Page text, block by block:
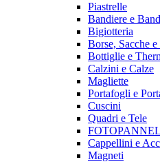
Piastrelle
Bandiere e
Bigiotteria
Borse, Sacche
Bottiglie e
Calzini e Calze
Magliette
Portafogli e
Cuscini
Quadri e Tele
Cappellini e
Magneti